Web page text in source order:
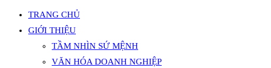
TRANG CHỦ
GIỚI THIỆU
TẦM NHÌN SỨ MỆNH
VĂN HÓA DOANH NGHIỆP